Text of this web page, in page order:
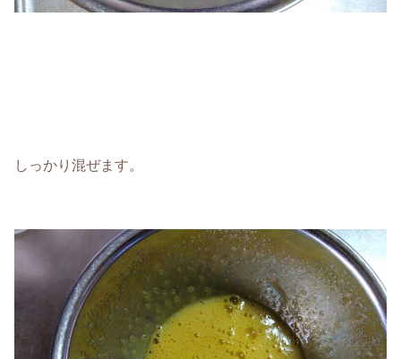
しっかり混ぜます。